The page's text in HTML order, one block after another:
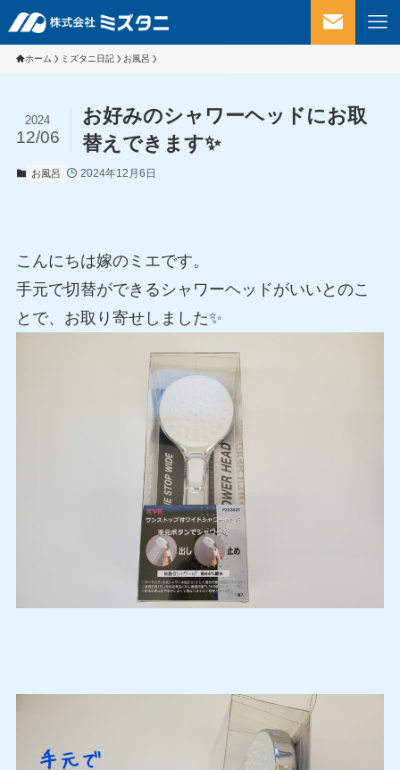
ホーム ミズタニ日記 お風呂
お好みのシャワーヘッドにお取
替えできます✨
2024
12/06
お風呂 2024年12月6日
こんにちは嫁のミエです。
手元で切替ができるシャワーヘッドがいいとのこ
とで、お取り寄せしました✨